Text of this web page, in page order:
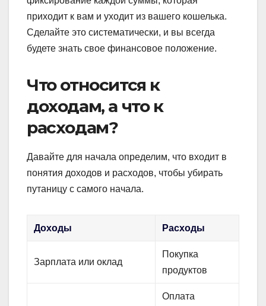
приходит к вам и уходит из вашего кошелька.
Сделайте это систематически, и вы всегда
будете знать свое финансовое положение.
Что относится к
доходам, а что к
расходам?
Давайте для начала определим, что входит в
понятия доходов и расходов, чтобы убирать
путаницу с самого начала.
Доходы Расходы
Зарплата или оклад
Покупка
продуктов
Оплата